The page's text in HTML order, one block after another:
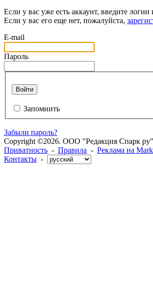
Если у вас уже есть аккаунт, введите
Если у вас его еще нет, пожалуйста,
E-mail
Пароль
Войти
Запомнить
Забыли пароль?
Copyright ©2026. ООО "Редакция Спарк
Приватность - Правила - Реклама на
Контакты -